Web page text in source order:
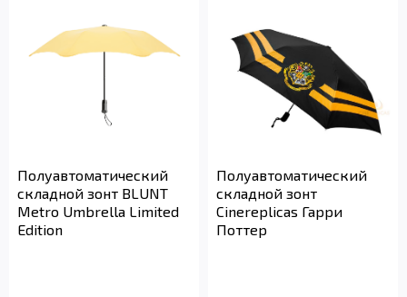
Полуавтоматический
складной зонт BLUNT
Metro Umbrella Limited
Edition
Полуавтоматический
складной зонт
Cinereplicas Гарри
Поттер